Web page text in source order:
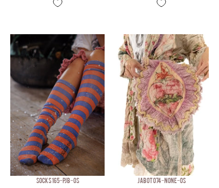
SOCKS 165-PJB-OS JABOT 074-NONE-OS